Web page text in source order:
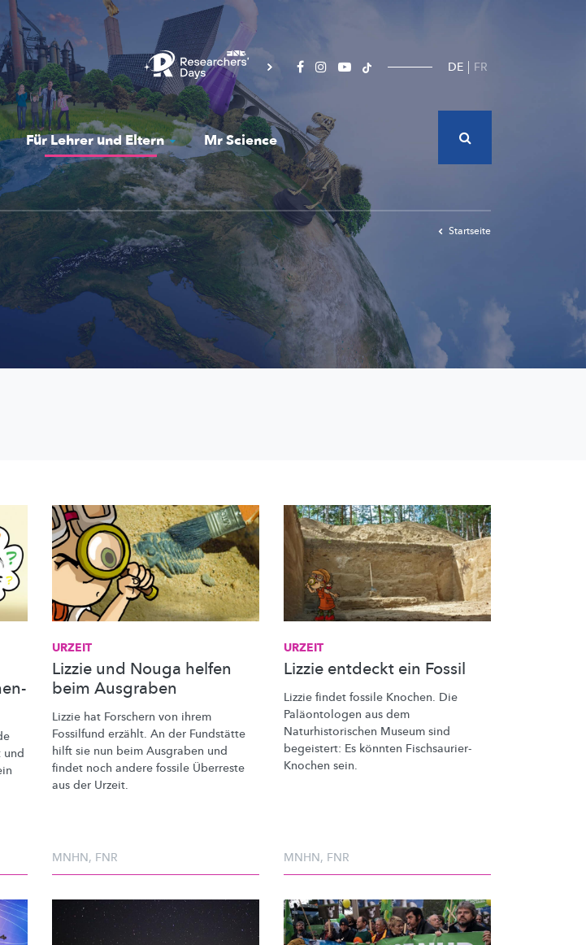
DE FR
Für Lehrer und Eltern Mr Science
Startseite
und
URZEIT
Lizzie und Nouga helfen
beim Ausgraben
Lizzie hat Forschern von ihrem
Fossilfund erzählt. An der Fundstätte
hilft sie nun beim Ausgraben und
findet noch andere fossile Überreste
aus der Urzeit.
MNHN, FNR
URZEIT
Lizzie entdeckt ein Fossil
Lizzie findet fossile Knochen. Die
Paläontologen aus dem
Naturhistorischen Museum sind
begeistert: Es könnten Fischsaurier-
Knochen sein.
MNHN, FNR